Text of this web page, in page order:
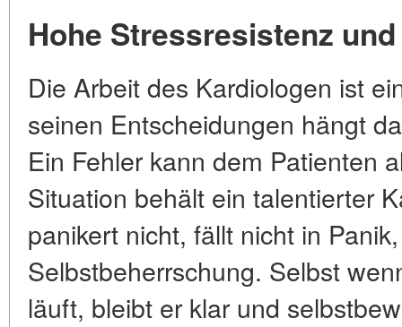
Hohe Stressresistenz
Die Arbeit des Kardiologen ist
seinen Entscheidungen hängt
Ein Fehler kann dem Patienten
Situation behält ein talentierter
panikert nicht, fällt nicht in
Selbstbeherrschung. Selbst
läuft, bleibt er klar und